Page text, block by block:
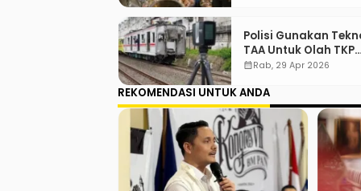
Polisi Gunakan
TAA Untuk Olah TKP
Tabrakan Kereta
calendar_monthRab, 29 Apr 2026
REKOMENDASI UNTUK ANDA